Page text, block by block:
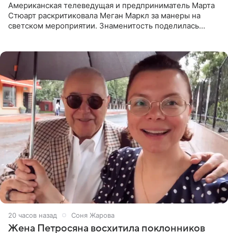
Американская телеведущая и предприниматель Марта
Стюарт раскритиковала Меган Маркл за манеры на
светском мероприятии. Знаменитость поделилась
20 часов назад Соня Жарова
Жена Петросяна восхитила поклонников